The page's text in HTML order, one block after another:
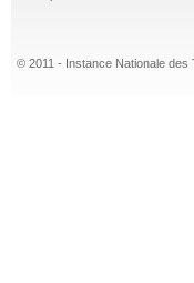
© 2011 - Instance Nationale des